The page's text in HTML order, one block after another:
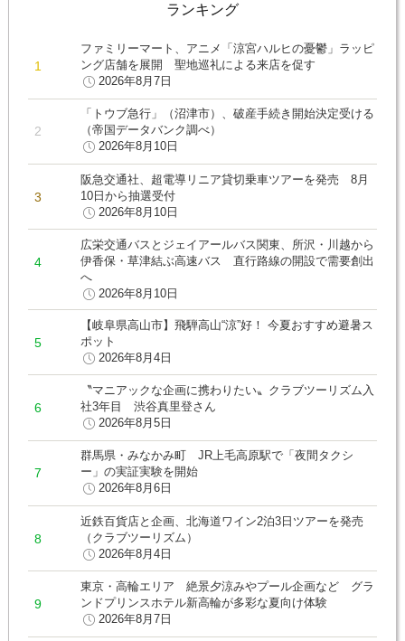
ランキング
ファミリーマート、アニメ「涼宮ハルヒの憂鬱」ラッピ
ング店舗を展開 聖地巡礼による来店を促す
2026年8月7日
「トウブ急行」（沼津市）、破産手続き開始決定受ける
（帝国データバンク調べ）
2026年8月10日
阪急交通社、超電導リニア貸切乗車ツアーを発売 8月
10日から抽選受付
2026年8月10日
広栄交通バスとジェイアールバス関東、所沢・川越から
伊香保・草津結ぶ高速バス 直行路線の開設で需要創出
へ
2026年8月10日
【岐阜県高山市】飛騨高山“涼”好！ 今夏おすすめ避暑ス
ポット
2026年8月4日
〝マニアックな企画に携わりたい〟クラブツーリズム入
社3年目 渋谷真里登さん
2026年8月5日
群馬県・みなかみ町 JR上毛高原駅で「夜間タクシ
ー」の実証実験を開始
2026年8月6日
近鉄百貨店と企画、北海道ワイン2泊3日ツアーを発売
（クラブツーリズム）
2026年8月4日
東京・高輪エリア 絶景夕涼みやプール企画など グラ
ンドプリンスホテル新高輪が多彩な夏向け体験
2026年8月7日